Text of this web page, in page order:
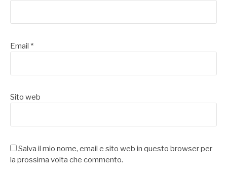
Email *
Sito web
Salva il mio nome, email e sito web in questo browser per
la prossima volta che commento.